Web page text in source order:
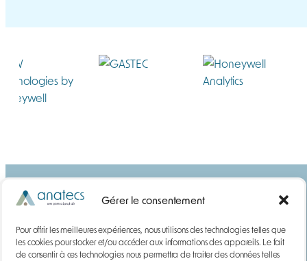
Gérer le consentement
Pour offrir les meilleures expériences, nous utilisons des technologies telles que
les cookies pour stocker et/ou accéder aux informations des appareils. Le fait
de consentir à ces technologies nous permettra de traiter des données telles